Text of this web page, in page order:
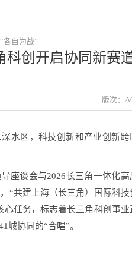
各自为战”
科创开启协同新赛
版次：
水区，科技创新和产业创新跨
座谈会与2026长三角一体化高
“共建上海（长三角）国际科技
心任务，标志着长三角科创事业
城协同的“合唱”。